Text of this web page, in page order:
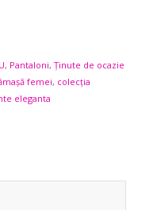
, Pantaloni, Ținute de ocazie
femei, colecția
eleganta